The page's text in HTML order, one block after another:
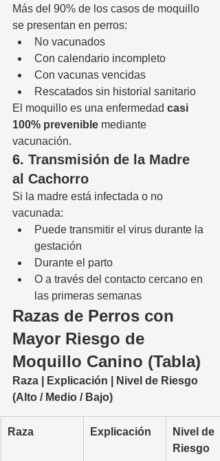
Más del 90% de los casos de moquillo
se presentan en perros:
No vacunados
Con calendario incompleto
Con vacunas vencidas
Rescatados sin historial sanitario
El moquillo es una enfermedad casi
100% prevenible mediante
vacunación.
6. Transmisión de la Madre
al Cachorro
Si la madre está infectada o no
vacunada:
Puede transmitir el virus durante la
gestación
Durante el parto
O a través del contacto cercano en
las primeras semanas
Razas de Perros con
Mayor Riesgo de
Moquillo Canino (Tabla)
Raza | Explicación | Nivel de Riesgo
(Alto / Medio / Bajo)
Raza Explicación
Nivel de
Riesgo